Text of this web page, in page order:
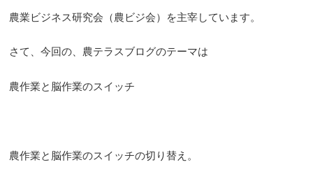
農業ビジネス研究会（農ビジ会）を主宰しています。
さて、今回の、農テラスブログのテーマは
農作業と脳作業のスイッチ
農作業と脳作業のスイッチの切り替え。